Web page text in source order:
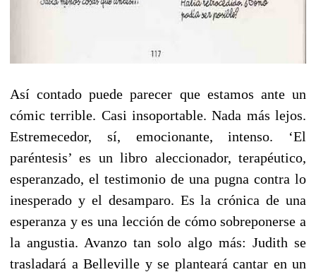
Así contado puede parecer que estamos ante un
cómic terrible. Casi insoportable. Nada más lejos.
Estremecedor, sí, emocionante, intenso. ‘El
paréntesis’ es un libro aleccionador, terapéutico,
esperanzado, el testimonio de una pugna contra lo
inesperado y el desamparo. Es la crónica de una
esperanza y es una lección de cómo sobreponerse a
la angustia. Avanzo tan solo algo más: Judith se
trasladará a Belleville y se planteará cantar en un